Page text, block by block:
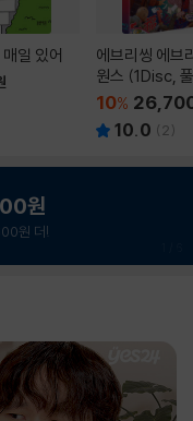
일 있어
에브리씽 에브
원스 (1Disc,
판) : 블루레이
10%
10.0 ( 2)
원
원 더!